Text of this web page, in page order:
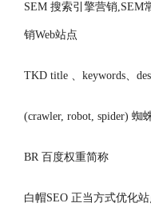
SEM 搜索引擎营销,SEM
销Web站点
TKD title 、keywords、
(crawler, robot, spider) 蜘
BR 百度权重简称
白帽SEO 正当方式优化